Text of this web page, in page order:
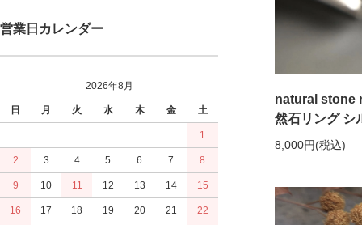
営業日カレンダー
2026年8月
日 月 火 水 木 金 土
1
2 3 4 5 6 7 8
9 10 11 12 13 14 15
16 17 18 19 20 21 22
natural stone
然石リング シ
8,000円(税込)